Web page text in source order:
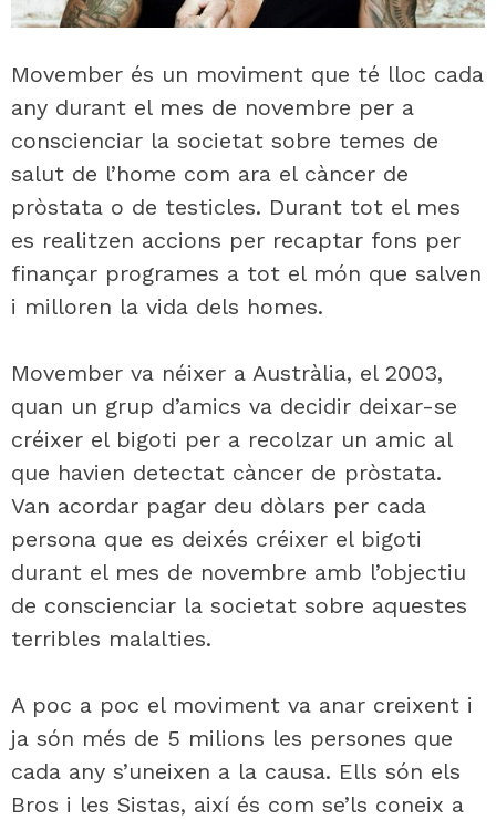
Movember és un moviment que té lloc cada
any durant el mes de novembre per a
conscienciar la societat sobre temes de
salut de l’home com ara el càncer de
pròstata o de testicles. Durant tot el mes
es realitzen accions per recaptar fons per
finançar programes a tot el món que salven
i milloren la vida dels homes.
Movember va néixer a Austràlia, el 2003,
quan un grup d’amics va decidir deixar-se
créixer el bigoti per a recolzar un amic al
que havien detectat càncer de pròstata.
Van acordar pagar deu dòlars per cada
persona que es deixés créixer el bigoti
durant el mes de novembre amb l’objectiu
de conscienciar la societat sobre aquestes
terribles malalties.
A poc a poc el moviment va anar creixent i
ja són més de 5 milions les persones que
cada any s’uneixen a la causa. Ells són els
Bros i les Sistas, així és com se’ls coneix a